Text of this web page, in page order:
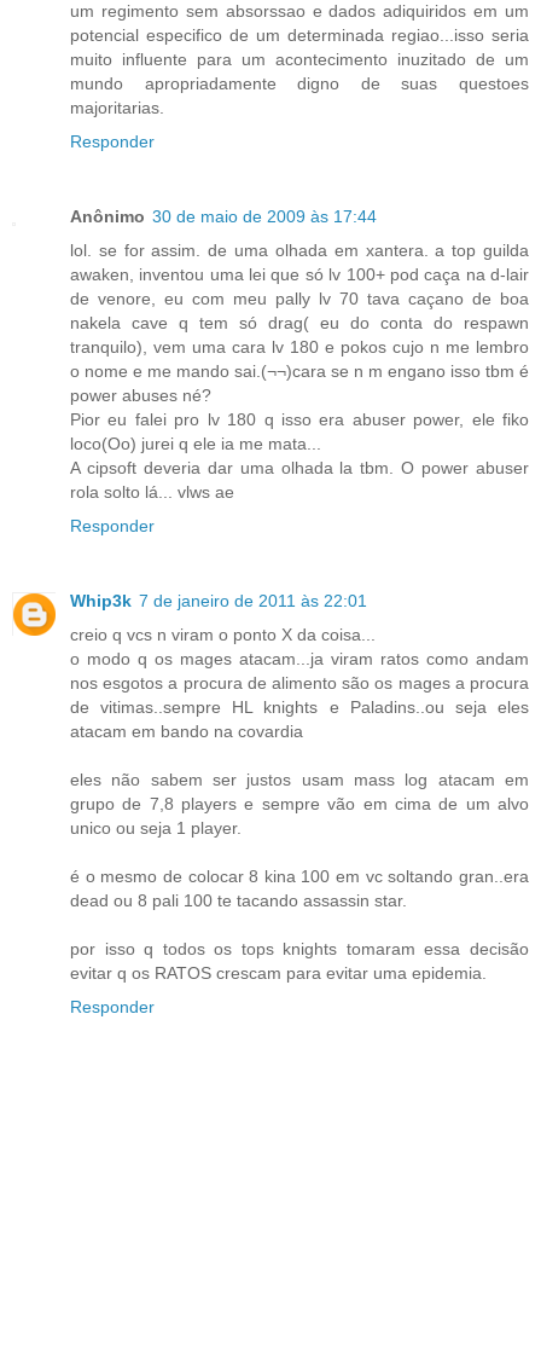
um regimento sem absorssao e dados adiquiridos em um
potencial especifico de um determinada regiao...isso seria
muito influente para um acontecimento inuzitado de um
mundo apropriadamente digno de suas questoes
majoritarias.
Responder
Anônimo 30 de maio de 2009 às 17:44
lol. se for assim. de uma olhada em xantera. a top guilda
awaken, inventou uma lei que só lv 100+ pod caça na d-lair
de venore, eu com meu pally lv 70 tava caçano de boa
nakela cave q tem só drag( eu do conta do respawn
tranquilo), vem uma cara lv 180 e pokos cujo n me lembro
o nome e me mando sai.(¬¬)cara se n m engano isso tbm é
power abuses né?
Pior eu falei pro lv 180 q isso era abuser power, ele fiko
loco(Oo) jurei q ele ia me mata...
A cipsoft deveria dar uma olhada la tbm. O power abuser
rola solto lá... vlws ae
Responder
Whip3k 7 de janeiro de 2011 às 22:01
creio q vcs n viram o ponto X da coisa...
o modo q os mages atacam...ja viram ratos como andam
nos esgotos a procura de alimento são os mages a procura
de vitimas..sempre HL knights e Paladins..ou seja eles
atacam em bando na covardia
eles não sabem ser justos usam mass log atacam em
grupo de 7,8 players e sempre vão em cima de um alvo
unico ou seja 1 player.
é o mesmo de colocar 8 kina 100 em vc soltando gran..era
dead ou 8 pali 100 te tacando assassin star.
por isso q todos os tops knights tomaram essa decisão
evitar q os RATOS crescam para evitar uma epidemia.
Responder